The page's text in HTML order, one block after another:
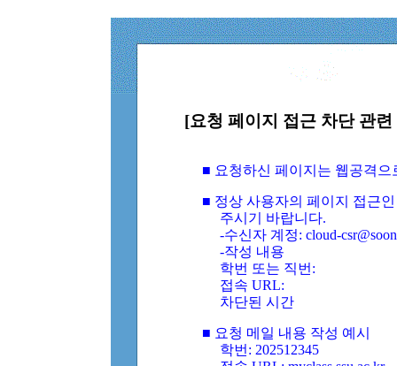
[요청 페이지 접근 차단 관
■ 요청하신 페이지는 웹공격
■ 정상 사용자의 페이지 접근
주시기 바랍니다.
-수신자 계정: cloud-
-작성 내용
학번 또는 직번:
접속 URL:
차단된 시간
■ 요청 메일 내용 작성 예시
학번: 202512345